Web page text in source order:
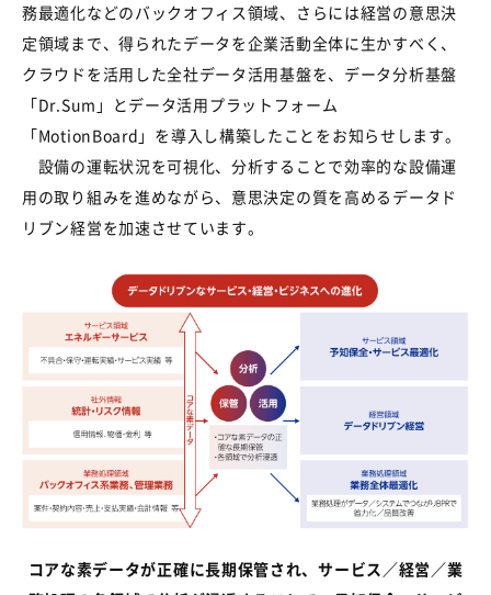
務最適化などのバックオフィス領域、さらには経営の意思決
定領域まで、得られたデータを企業活動全体に生かすべく、
クラウドを活用した全社データ活用基盤を、 データ分析基盤
「Dr.Sum 」とデータ活用プラットフォーム
「MotionBoard 」を導入 し構築したことをお知らせします。
設備の運転状況を可視化、分析することで効率的な設備運
用の取り組みを進めながら、意思決定の質を高めるデータド
リブン経営を加速させています。
コアな素データが正確に長期保管され、サービス／経営／業